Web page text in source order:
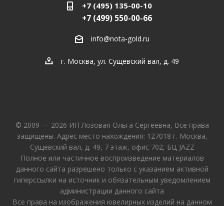
+7 (495) 135-00-10
+7 (499) 550-00-66
info@nota-gold.ru
г. Москва, ул. Сущевский вал, д. 49
© 2009 — 2026 ИП Лозовая Ольга Сергеевна, Все права
защищены. Адрес место нахождения: 127018 г. Москва,
Сущевский вал, д. 49, 7 этаж, офис 702, БЦ JAZZ
Полное или частичное воспроизведение материалов
данного сайта разрешено только с указанием активной
гиперссылки на источник и обязательным уведомлением
администрации данного сайта
Все права на изображения ювелирных изделий на данном